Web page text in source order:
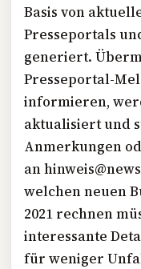
Basis von
Presseportals
generiert.
Presseportal-
informieren,
aktualisiert und
Anmerkungen
an
welchen neuen
2021 rechnen
interessante
für weniger